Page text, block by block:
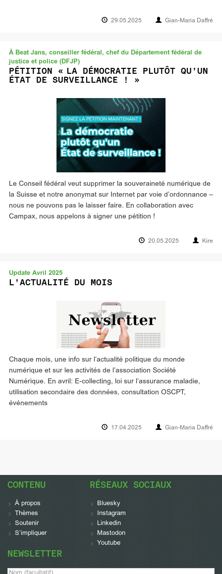
29.05.2025 Gian-Maria Daffré
À Beat Jans, conseiller fédéral, chef du Département fédéral de
justice et police (DFJP)
PÉTITION « LA DÉMOCRATIE PLUTÔT QU’UN
ÉTAT DE SURVEILLANCE ! »
Le Conseil fédéral veut supprimer la souveraineté numérique de
la Suisse et notre anonymat sur Internet par voie d’ordonnance –
nous ne pouvons pas le laisser faire. En collaboration avec
Campax, nous appelons à signer une pétition !
20.05.2025 Kire
Update Avril 2025
L’ACTUALITÉ DU MOIS
Chaque mois, une info sur l’actualité politique du monde
numérique et sur les activités de l’association Société
Numérique. En avril: E-collecting, loi sur l’assurance maladie,
utilisation secondaire des données, consultation OSCPT,
événements
17.04.2025 Gian-Maria Daffré
CONTENU
À propos
Thèmes
Soutenir
S’impliquer
RÉSEAUX SOCIAUX
Bluesky
Instagram
Linkedin
Mastodon
Youtube
NEWSLETTER